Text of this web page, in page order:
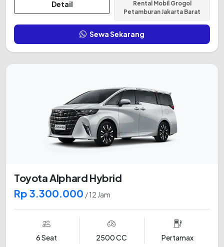
Detail
Rental Mobil Grogol
Petamburan Jakarta Barat
Sewa Sekarang
Toyota Alphard Hybrid
Rp 3.300.000 / 12 Jam
6 Seat 2500 CC Pertamax